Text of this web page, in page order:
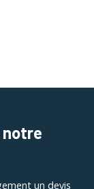
un devis